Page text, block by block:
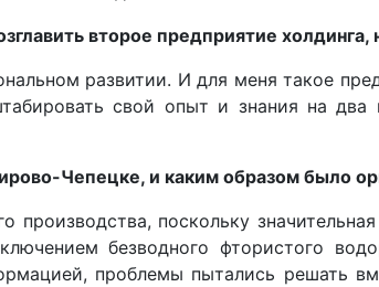
второе предприятие
развитии. И для меня такое
свой опыт и знания на
Чепецке, и каким образом было
поскольку
безводного фтористого
проблемы пытались решать